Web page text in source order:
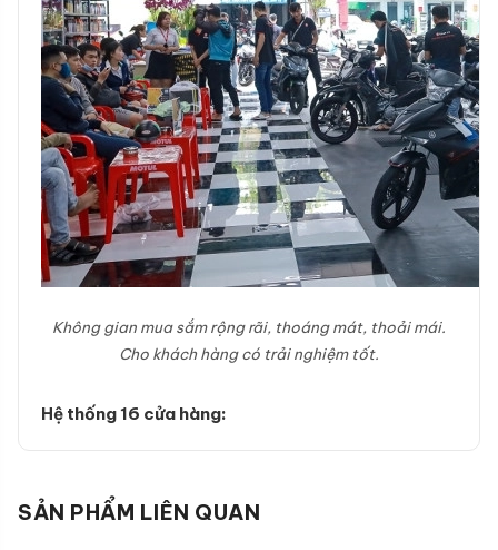
Không gian mua sắm rộng rãi, thoáng mát, thoải mái.
Cho khách hàng có trải nghiệm tốt.
Hệ thống 16 cửa hàng:
SẢN PHẨM LIÊN QUAN